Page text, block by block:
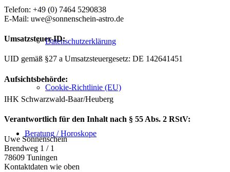
Datenschutzerklärung
Cookie-Richtlinie (EU)
Beratung / Horoskope
Telefon: +49 (0) 7464 5290838
E-Mail: uwe@sonnenschein-astro.de
Umsatzsteuer-ID:
UID gemäß §27 a Umsatzsteuergesetz: DE 142641451
Aufsichtsbehörde:
IHK Schwarzwald-Baar/Heuberg
Verantwortlich für den Inhalt nach § 55 Abs. 2 RStV:
Uwe Sonnenschein
Brendweg 1 / 1
78609 Tuningen
Kontaktdaten wie oben